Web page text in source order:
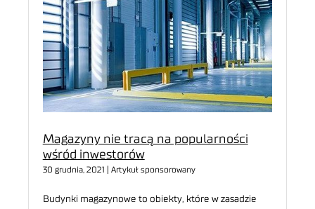
Magazyny nie tracą na popularności
wśród inwestorów
30 grudnia, 2021 | Artykuł sponsorowany
Budynki magazynowe to obiekty, które w zasadzie